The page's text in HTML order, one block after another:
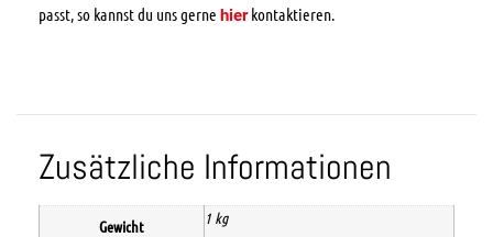
passt, so kannst du uns gerne hierkontaktieren.
Zusätzliche Informationen
Gewicht 1 kg